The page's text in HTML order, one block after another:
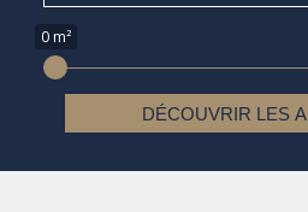
0 m²